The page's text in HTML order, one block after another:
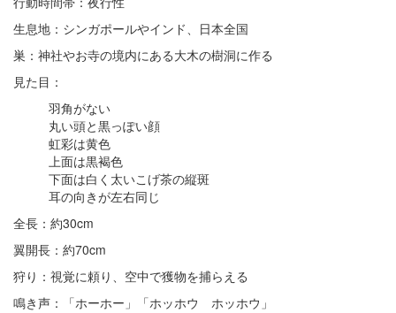
生息地：シンガポールやインド、日本全国
巣：神社やお寺の境内にある大木の樹洞に作る
見た目：
羽角がない
丸い頭と黒っぽい顔
虹彩は黄色
上面は黒褐色
下面は白く太いこげ茶の縦斑
耳の向きが左右同じ
全長：約30cm
翼開長：約70cm
狩り：視覚に頼り、空中で獲物を捕らえる
鳴き声：「ホーホー」「ホッホウ ホッホウ」